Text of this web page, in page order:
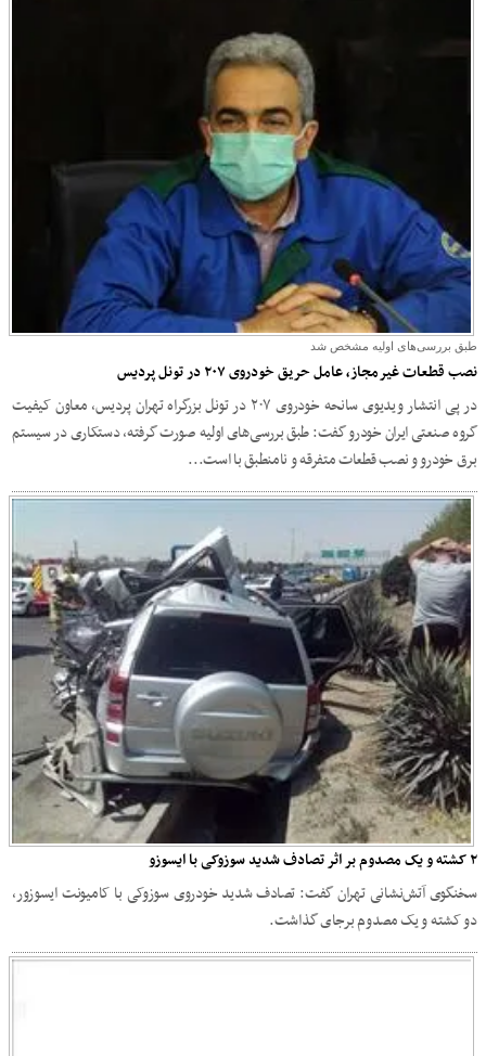
طبق بررسی‌های اولیه مشخص شد
نصب قطعات غیرمجاز، عامل حریق خودروی ۲۰۷ در تونل پردیس
در پی انتشار ویدیوی سانحه خودروی ۲۰۷ در تونل بزرگراه تهران پردیس، معاون کیفیت
گروه صنعتی ایران خودرو گفت: طبق بررسی‌های اولیه صورت گرفته، دستکاری در سیستم
برق خودرو و نصب قطعات متفرقه و نامنطبق با است...
۲ کشته و یک مصدوم بر اثر تصادف شدید سوزوکی با ایسوزو
سخنگوی آتش‌نشانی تهران گفت: تصادف شدید خودروی سوزوکی با کامیونت ایسوزور،
دو کشته و یک مصدوم برجای گذاشت.